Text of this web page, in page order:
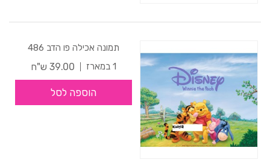
תמונה אכילה פו הדב 486
1 במארז
39.00 ש"ח
הוספה לסל